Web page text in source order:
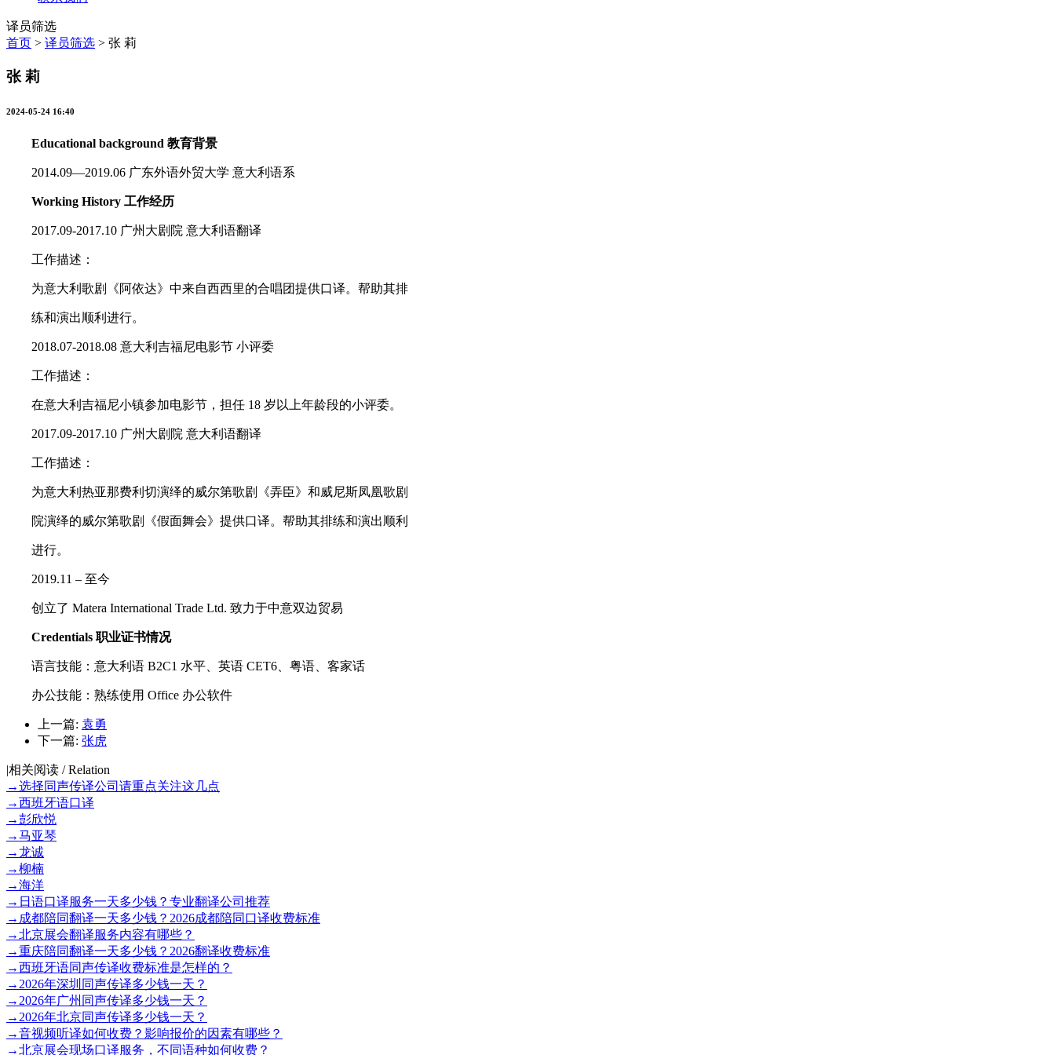
译员筛选
首页 > 译员筛选 > 张 莉
张 莉
2024-05-24 16:40
Educational background 教育背景
2014.09—2019.06 广东外语外贸大学 意大利语系
Working History 工作经历
2017.09-2017.10 广州大剧院 意大利语翻译
工作描述：
为意大利歌剧《阿依达》中来自西西里的合唱团提供口译。帮助其排
练和演出顺利进行。
2018.07-2018.08 意大利吉福尼电影节 小评委
工作描述：
在意大利吉福尼小镇参加电影节，担任 18 岁以上年龄段的小评委。
2017.09-2017.10 广州大剧院 意大利语翻译
工作描述：
为意大利热亚那费利切演绎的威尔第歌剧《弄臣》和威尼斯凤凰歌剧
院演绎的威尔第歌剧《假面舞会》提供口译。帮助其排练和演出顺利
进行。
2019.11 – 至今
创立了 Matera International Trade Ltd. 致力于中意双边贸易
Credentials 职业证书情况
语言技能：意大利语 B2C1 水平、英语 CET6、粤语、客家话
办公技能：熟练使用 Office 办公软件
上一篇: 袁勇
下一篇: 张虎
|相关阅读 / Relation
→选择同声传译公司请重点关注这几点
→西班牙语口译
→彭欣悦
→马亚琴
→龙诚
→柳楠
→海洋
→ 日语口译服务一天多少钱？专业翻译公司推荐
→ 成都陪同翻译一天多少钱？2026成都陪同口译收费标准
→北京展会翻译服务内容有哪些？
→重庆陪同翻译一天多少钱？2026翻译收费标准
→西班牙语同声传译收费标准是怎样的？
→ 2026年深圳同声传译多少钱一天？
→ 2026年广州同声传译多少钱一天？
→ 2026年北京同声传译多少钱一天？
→音视频听译如何收费？影响报价的因素有哪些？
→北京展会现场口译服务，不同语种如何收费？